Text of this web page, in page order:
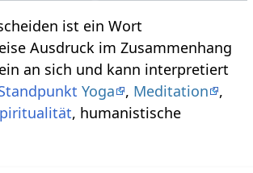
ist ein Wort
Ausdruck im Zusammenhang
an sich und kann interpretiert
Yoga , Meditation
,
, humanistische